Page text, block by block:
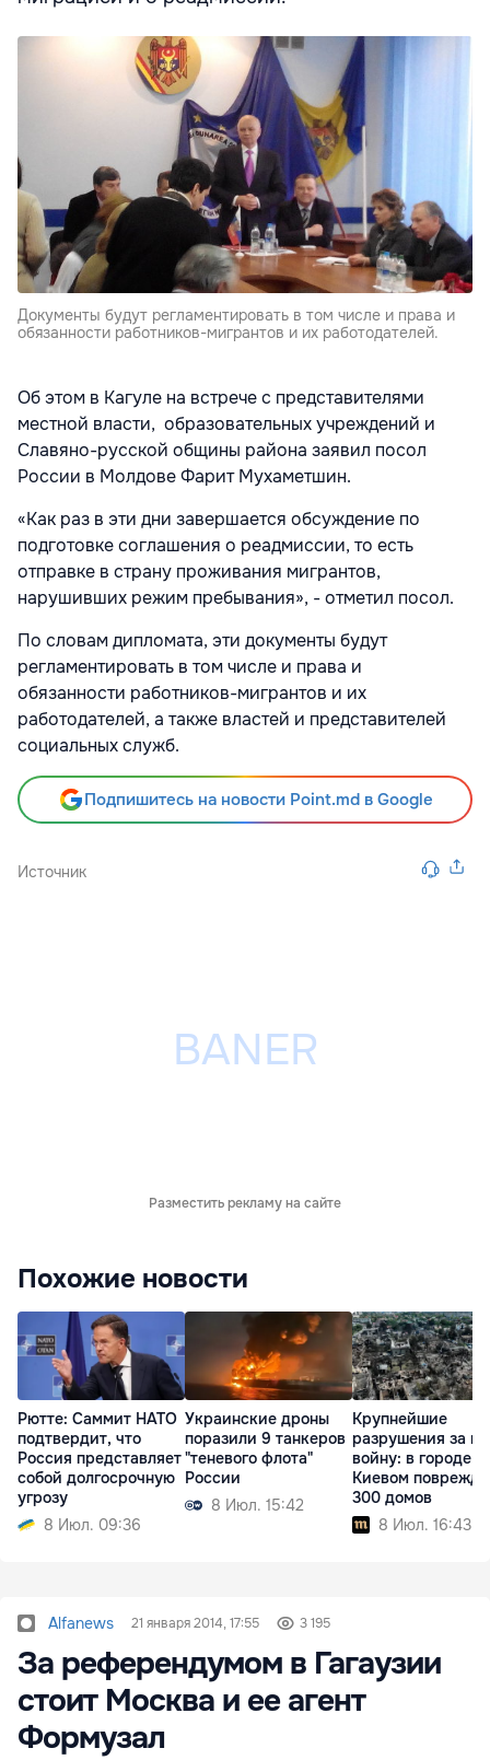
Документы будут регламентировать в том числе и права и
обязанности работников-мигрантов и их работодателей.
Об этом в Кагуле на встрече с представителями
местной власти, образовательных учреждений и
Славяно-русской общины района заявил посол
России в Молдове Фарит Мухаметшин.
«Как раз в эти дни завершается обсуждение по
подготовке соглашения о реадмиссии, то есть
отправке в страну проживания мигрантов,
нарушивших режим пребывания», - отметил посол.
По словам дипломата, эти документы будут
регламентировать в том числе и права и
обязанности работников-мигрантов и их
работодателей, а также властей и представителей
социальных служб.
Подпишитесь на новости Point.md в Google
Источник
Разместить рекламу на сайте
Похожие новости
Рютте: Саммит НАТО
подтвердит, что
Россия представляет
собой долгосрочную
угрозу
8 Июл. 09:36
Украинские дроны
поразили 9 танкеров
"теневого флота"
России
8 Июл. 15:42
Крупнейшие
разрушения за
войну: в городе
Киевом
300 домов
8 Июл. 16:43
Alfanews 21 января 2014, 17:55 3 195
За референдумом в Гагаузии
стоит Москва и ее агент
Формузал